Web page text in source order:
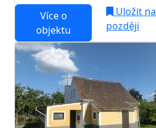
Více o
objektu
Uložit na
později